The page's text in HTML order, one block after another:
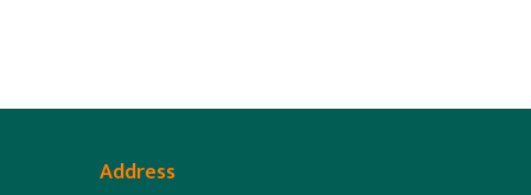
Address